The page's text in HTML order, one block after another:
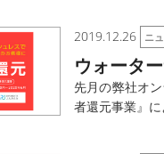
2019.12.26 ニ
ウォータ
先月の弊社オ
者還元事業』